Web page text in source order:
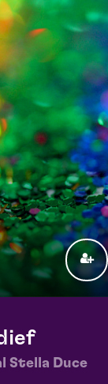
Stella Duce